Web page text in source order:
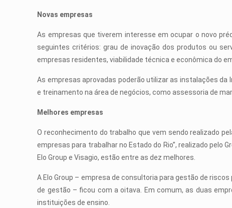
Novas empresas
As empresas que tiverem interesse em ocupar o novo
seguintes critérios: grau de inovação dos produtos ou
empresas residentes, viabilidade técnica e econômica do
As empresas aprovadas poderão utilizar as instalações
e treinamento na área de negócios, como assessoria de
Melhores empresas
O reconhecimento do trabalho que vem sendo realizado
empresas para trabalhar no Estado do Rio”, realizado pelo
Elo Group e Visagio, estão entre as dez melhores.
A Elo Group – empresa de consultoria para gestão de
de gestão – ficou com a oitava. Em comum, as duas
instituições de ensino.